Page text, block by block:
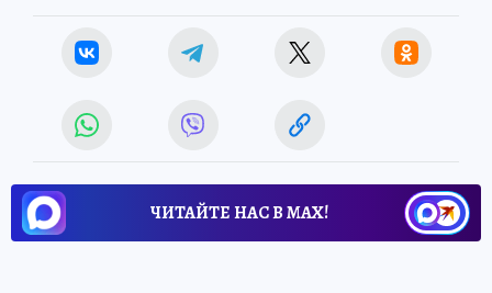
ЧИТАЙТЕ НАС В МАХ!